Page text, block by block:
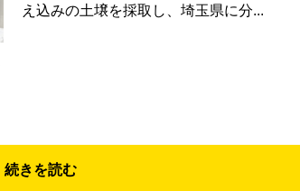
え込みの土壌を採取し、埼玉県に分...
続きを読む